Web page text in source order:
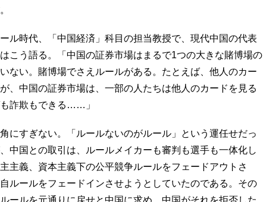
ル時代、「中国経済」科目の担当教授で、現代中国の代表
こう語る。「中国の証券市場はまるで1つの大きな賭博場の
ない。賭博場でさえルールがある。たとえば、他人のカー
、中国の証券市場は、一部の人たちは他人のカードを見る
詐欺もできる……」
にすぎない。「ルールないのがルール」という運任せだっ
中国との取引は、ルールメイカーも審判も選手も一体化し
主義、資本主義下の公平競争ルールをフェードアウトさ
ルールをフェードインさせようとしていたのである。その
ールを元通りに戻せと中国に求め、中国がそれを拒否した